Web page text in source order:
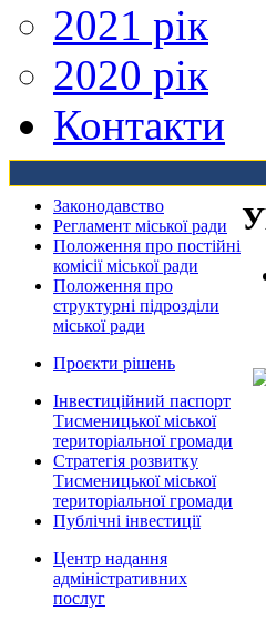
2021 рік
2020 рік
Контакти
Законодавство
Регламент міської ради
Положення про постійні
комісії міської ради
Положення про
структурні підрозділи
міської ради
Проєкти рішень
Інвестиційний паспорт
Тисменицької міської
територіальної громади
Стратегія розвитку
Тисменицької міської
територіальної громади
Публічні інвестиції
Центр надання
адміністративних
послуг